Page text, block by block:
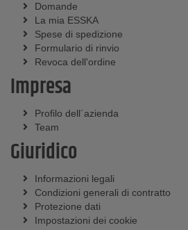
Domande
La mia ESSKA
Spese di spedizione
Formulario di rinvio
Revoca dell'ordine
Impresa
Profilo dell´azienda
Team
Giuridico
Informazioni legali
Condizioni generali di contratto
Protezione dati
Impostazioni dei cookie